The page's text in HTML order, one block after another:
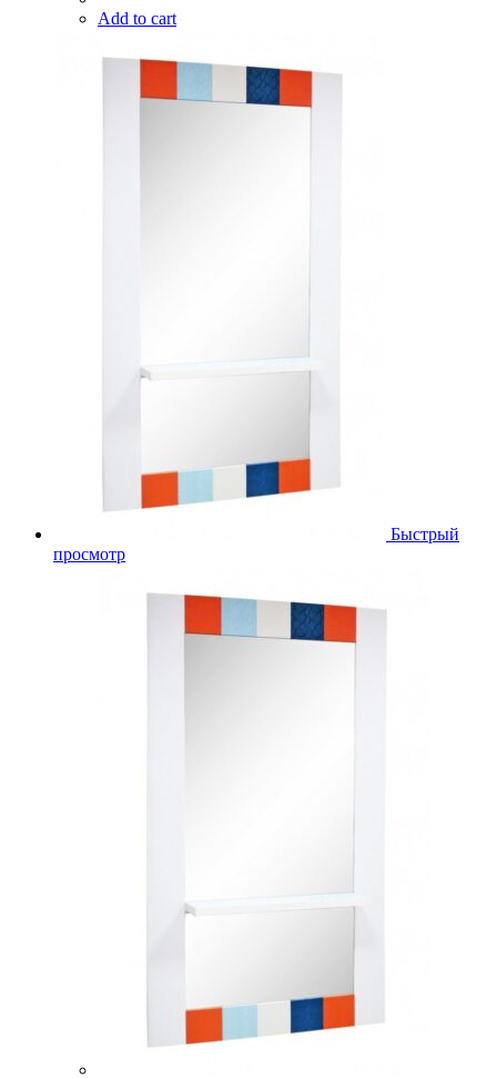
Add to cart
Быстрый
просмотр